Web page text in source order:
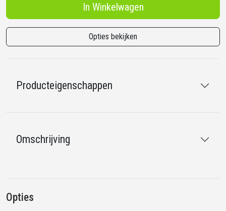
In Winkelwagen
Opties bekijken
Producteigenschappen
Omschrijving
Opties